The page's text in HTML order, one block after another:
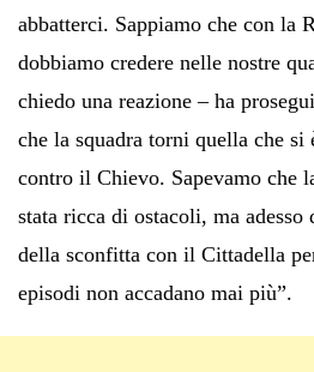
abbatterci. Sappiamo che con la
dobbiamo credere nelle nostre
chiedo una reazione – ha
che la squadra torni quella che
contro il Chievo. Sapevamo che
stata ricca di ostacoli, ma adesso
della sconfitta con il Cittadella
episodi non accadano mai più”.